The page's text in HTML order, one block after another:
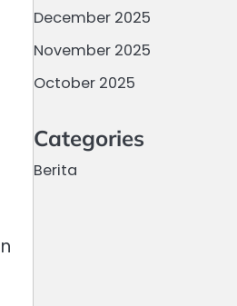
December 2025
November 2025
October 2025
Categories
Berita